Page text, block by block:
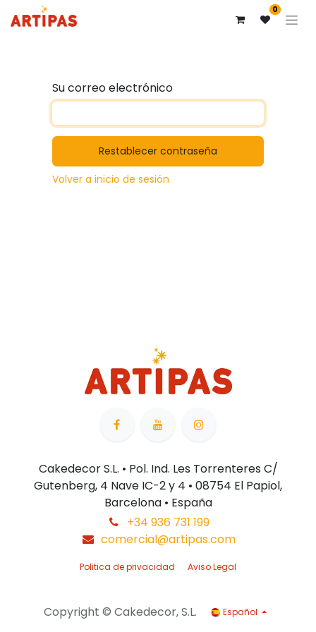
0
Su correo electrónico
Restablecer contraseña
Volver a inicio de sesión
Cakedecor S.L. • Pol. Ind. Les Torrenteres C/
Gutenberg, 4 Nave IC-2 y 4 • 08754 El Papiol,
Barcelona • España
+34 936 731 199
comercial@artipas.com
Politica de privacidad Aviso Legal
Copyright © Cakedecor, S.L. Español